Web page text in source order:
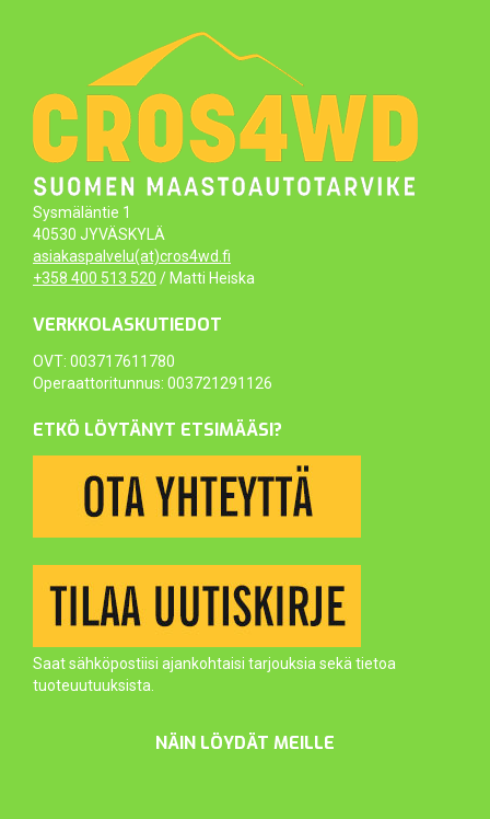
Sysmäläntie 1
40530 JYVÄSKYLÄ
asiakaspalvelu(at)cros4wd.fi
+358 400 513 520 / Matti Heiska
VERKKOLASKUTIEDOT
OVT: 003717611780
Operaattoritunnus: 003721291126
ETKÖ LÖYTÄNYT ETSIMÄÄSI?
Saat sähköpostiisi ajankohtaisi tarjouksia sekä tietoa
tuoteuutuuksista.
NÄIN LÖYDÄT MEILLE